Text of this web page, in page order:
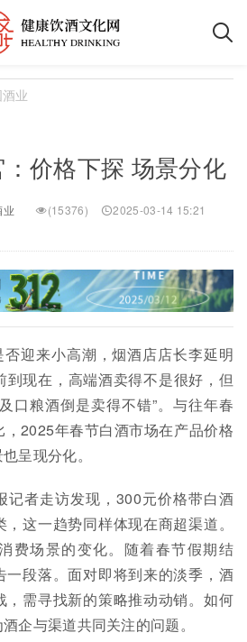
业
价格下探 场景分化
业 (15376) 2025-03-14 15:21
迎来小高潮，烟酒店店长李延明
到现在，高端酒卖得不是很好，但
口粮酒倒是卖得不错”。与往年春
2025年春节白酒市场在产品价格
呈现分化。
记者走访发现，300元价格带白酒
这一趋势同样体现在商超渠道。
费场景的变化。随着春节假期结
一段落。面对即将到来的淡季，酒
，需寻找新的策略推动动销。如何
企与渠道共同关注的问题。